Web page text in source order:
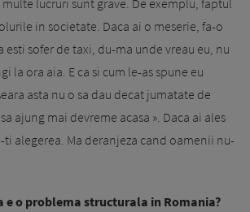
lucruri sunt grave. De exemplu, faptul
in societate. Daca ai o meserie, fa-o
esti sofer de taxi, du-ma unde vreau eu, nu
la ora aia. E ca si cum le-as spune eu
asta nu o sa dau decat jumatate de
ajung mai devreme acasa ». Daca ai ales
ti alegerea. Ma deranjeza cand oamenii nu-
e o problema structurala in Romania?